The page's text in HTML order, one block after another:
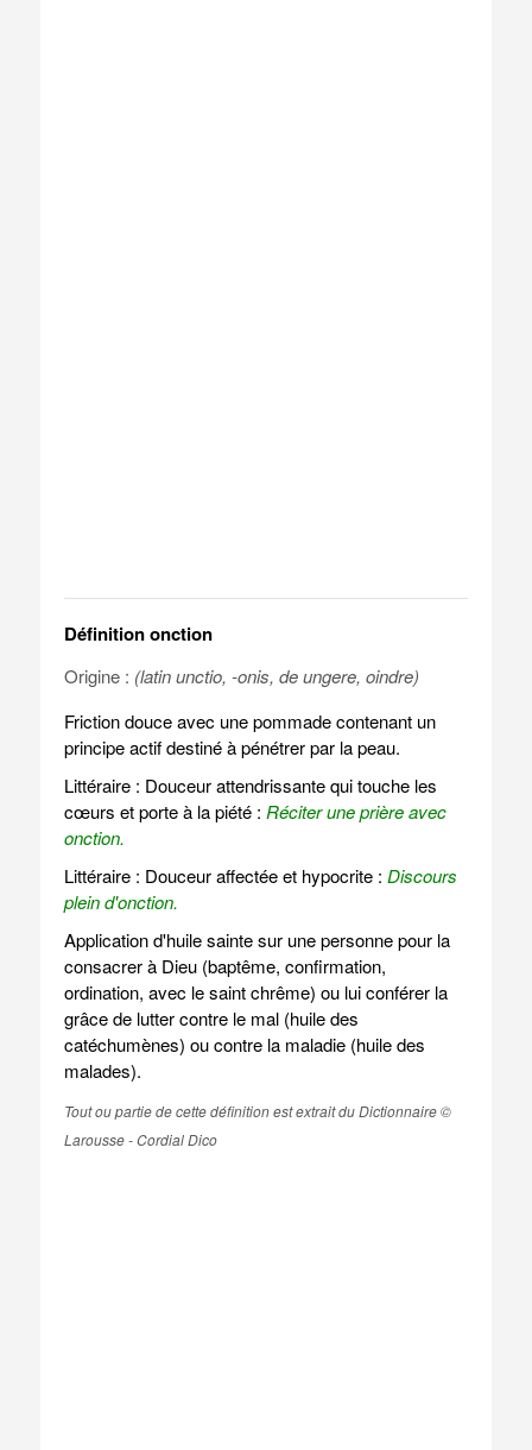
Définition onction
Origine : (latin unctio, -onis, de ungere, oindre)
Friction douce avec une pommade contenant un
principe actif destiné à pénétrer par la peau.
Littéraire : Douceur attendrissante qui touche les
cœurs et porte à la piété : Réciter une prière avec
onction.
Littéraire : Douceur affectée et hypocrite : Discours
plein d'onction.
Application d'huile sainte sur une personne pour la
consacrer à Dieu (baptême, confirmation,
ordination, avec le saint chrême) ou lui conférer la
grâce de lutter contre le mal (huile des
catéchumènes) ou contre la maladie (huile des
malades).
Tout ou partie de cette définition est extrait du Dictionnaire ©
Larousse - Cordial Dico